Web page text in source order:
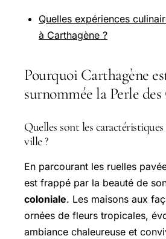
Quelles expériences
à Carthagène ?
Pourquoi Carthagène
surnommée la Perle des
Quelles sont les
ville ?
En parcourant les ruelles
est frappé par la beauté de
coloniale. Les maisons aux
ornées de fleurs tropicales,
ambiance chaleureuse et